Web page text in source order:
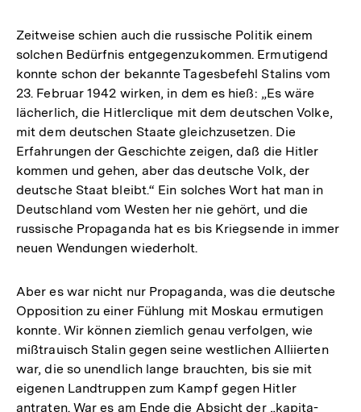
Zeitweise schien auch die russische Politik einem
solchen Bedürfnis entgegenzukommen. Ermutigend
konnte schon der bekannte Tagesbefehl Stalins vom
23. Februar 1942 wirken, in dem es hieß: „Es wäre
lächerlich, die Hitlerclique mit dem deutschen Volke,
mit dem deutschen Staate gleichzusetzen. Die
Erfahrungen der Geschichte zeigen, daß die Hitler
kommen und gehen, aber das deutsche Volk, der
deutsche Staat bleibt.“ Ein solches Wort hat man in
Deutschland vom Westen her nie gehört, und die
russische Propaganda hat es bis Kriegsende in immer
neuen Wendungen wiederholt.
Aber es war nicht nur Propaganda, was die deutsche
Opposition zu einer Fühlung mit Moskau ermutigen
konnte. Wir können ziemlich genau verfolgen, wie
mißtrauisch Stalin gegen seine westlichen Alliierten
war, die so unendlich lange brauchten, bis sie mit
eigenen Landtruppen zum Kampf gegen Hitler
antraten. War es am Ende die Absicht der „kapita-